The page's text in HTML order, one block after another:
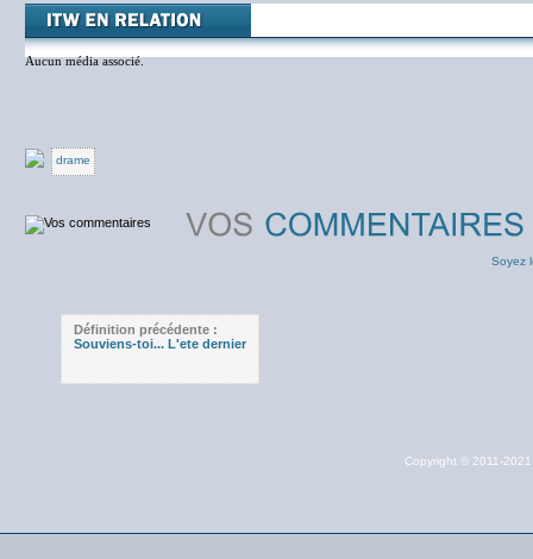
Aucun média associé.
drame
Soyez
Définition précédente :
Souviens-toi... L'ete dernier
Copyright © 2011-